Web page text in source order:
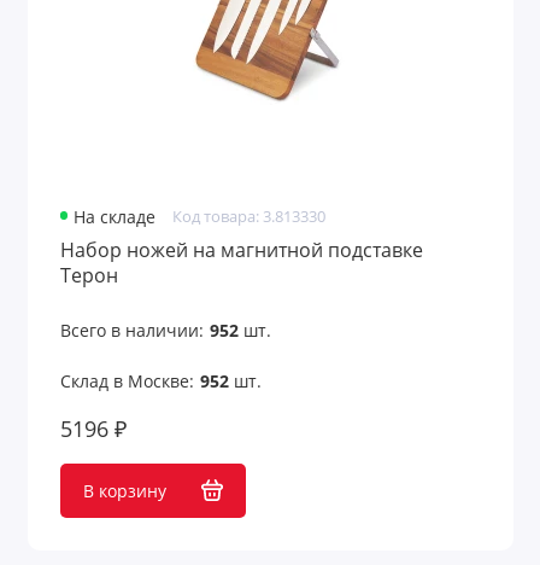
На складе Код товара: 3.813330
Набор ножей на магнитной подставке
Терон
Всего в наличии: 952шт.
Склад в Москве: 952шт.
5196 ₽
В корзину